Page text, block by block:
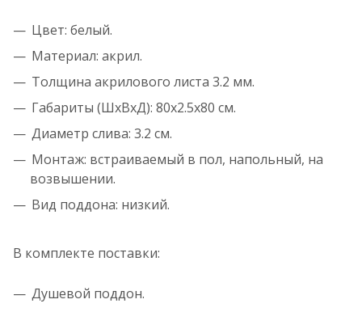
Цвет: белый.
Материал: акрил.
Толщина акрилового листа 3.2 мм.
Габариты (ШхВхД): 80x2.5x80 см.
Диаметр слива: 3.2 см.
Монтаж: встраиваемый в пол, напольный, на
возвышении.
Вид поддона: низкий.
В комплекте поставки:
Душевой поддон.